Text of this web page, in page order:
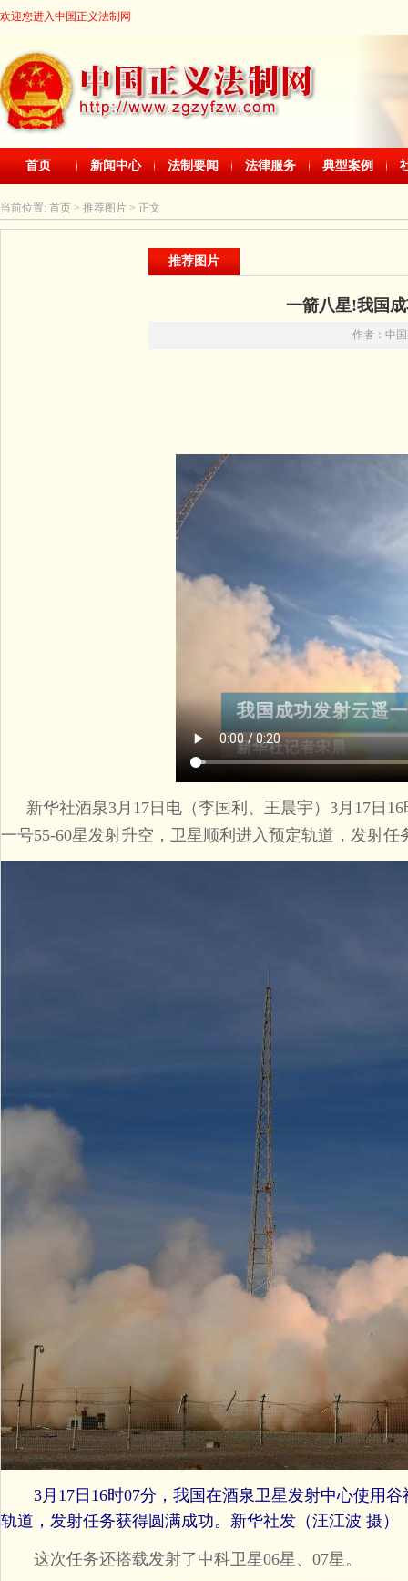
欢迎您进入中国正义法制网
首页 新闻中心 法制要闻 法律服务 典型案例
当前位置: 首页 > 推荐图片 > 正文
推荐图片
一箭八星!我国
作者：中国
新华社酒泉3月17日电（李国利、王晨宇）3月17日
一号55-60星发射升空，卫星顺利进入预定轨道，发射任
3月17日16时07分，我国在酒泉卫星发射中心使用谷
轨道，发射任务获得圆满成功。新华社发（汪江波 摄）
这次任务还搭载发射了中科卫星06星、07星。